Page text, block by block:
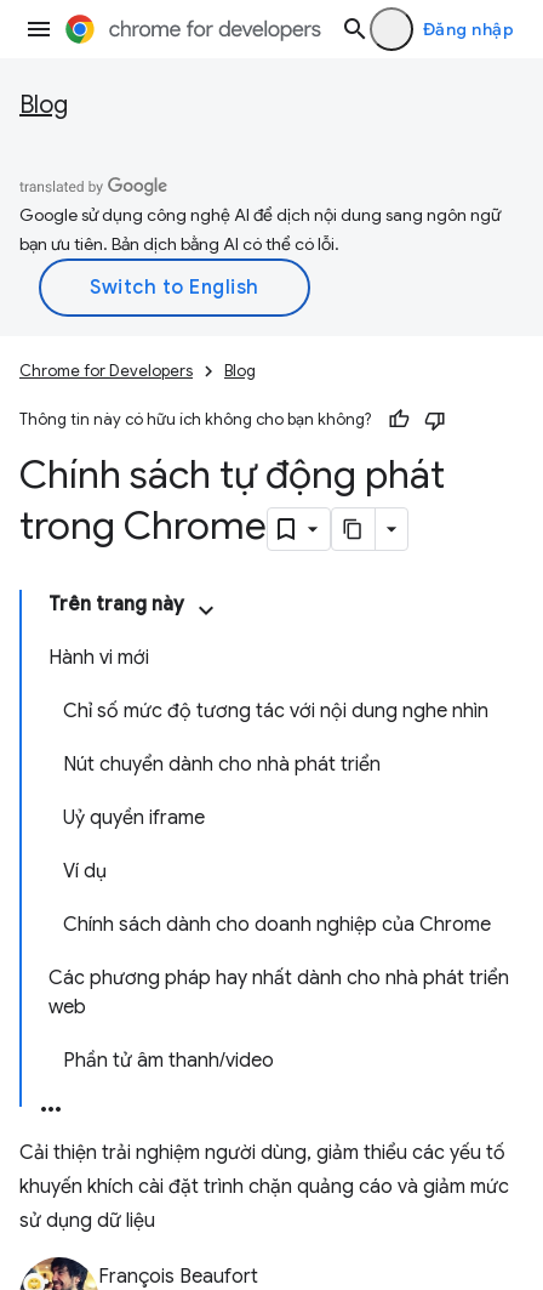
Đăng nhập
Blog
Google sử dụng công nghệ AI để dịch nội dung sang ngôn ngữ
bạn ưu tiên. Bản dịch bằng AI có thể có lỗi.
Chrome for Developers Blog
Thông tin này có hữu ích không cho bạn không?
Chính sách tự động phát
trong Chrome
Trên trang này
Hành vi mới
Chỉ số mức độ tương tác với nội dung nghe nhìn
Nút chuyển dành cho nhà phát triển
Uỷ quyền iframe
Ví dụ
Chính sách dành cho doanh nghiệp của Chrome
Các phương pháp hay nhất dành cho nhà phát triển
web
Phần tử âm thanh/video
Cải thiện trải nghiệm người dùng, giảm thiểu các yếu tố
khuyến khích cài đặt trình chặn quảng cáo và giảm mức
sử dụng dữ liệu
François Beaufort